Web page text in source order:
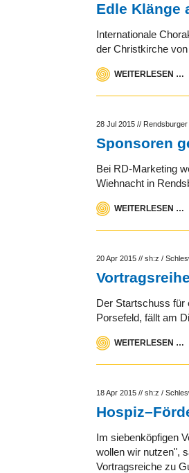
Edle Klänge
Internationale
der Christkirche
WEITERLESEN …
28 Jul 2015 // Rendsburger
Sponsoren
Bei RD-Marketing
Wiehnacht in
WEITERLESEN …
20 Apr 2015 //sh:z /
Der Startschuss für
Porsefeld, fällt am
WEITERLESEN …
18 Apr 2015 //sh:z /
Im siebenköpfigen
wollen wir nutzen",
Vortragsreiche zu